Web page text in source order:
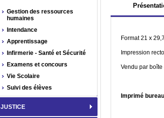
Format 21 x
Impression
Vendu par
Imprimé
Gestion des ressources
humaines
Intendance
Apprentissage
Infirmerie - Santé et Sécurité
Examens et concours
Vie Scolaire
Suivi des élèves
JUSTICE